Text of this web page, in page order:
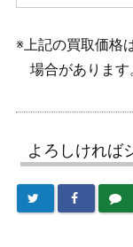
※上記の買取価格
場合があります
よろしければ